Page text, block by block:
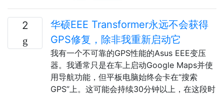
2
华硕EEE Transformer永远不会获得
GPS修复，除非我重新启动它
我有一个不可靠的GPS性能的Asus EEE变压
器。我通常只是在车上启动Google Maps并使
用导航功能，但平板电脑始终会卡在“搜索
GPS”上。这可能会持续30分钟以上，在这段时